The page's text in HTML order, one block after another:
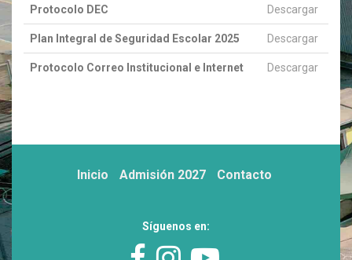
Protocolo DEC Descargar
Plan Integral de Seguridad Escolar 2025 Descargar
Protocolo Correo Institucional e Internet Descargar
Inicio Admisión 2027 Contacto
Síguenos en: